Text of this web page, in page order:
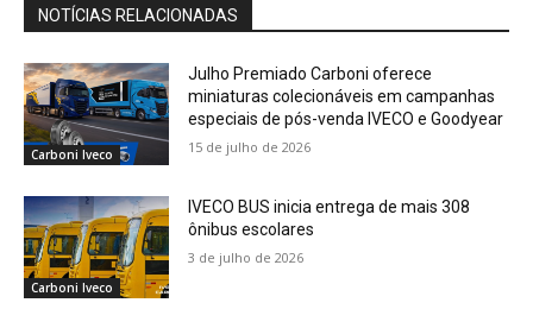
NOTÍCIAS RELACIONADAS
Carboni Iveco
Julho Premiado Carboni oferece
miniaturas colecionáveis em campanhas
especiais de pós-venda IVECO e Goodyear
15 de julho de 2026
Carboni Iveco
IVECO BUS inicia entrega de mais 308
ônibus escolares
3 de julho de 2026